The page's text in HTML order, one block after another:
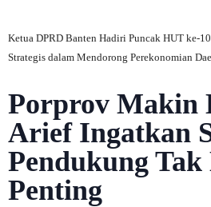
Ketua DPRD Banten Hadiri Puncak HUT ke-
Strategis dalam Mendorong Perekonomian
Porprov Makin
Arief Ingatkan
Pendukung
Penting